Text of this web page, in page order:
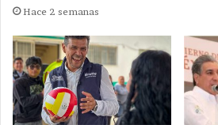
Hace 2 semanas